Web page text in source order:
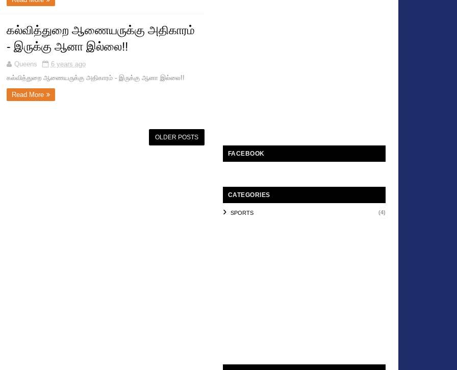
கல்வித்துறை ஆணையருக்கு அதிகாரம்
- இருக்கு ஆனா இல்லை!!
Queens
6 years ago
கல்வித்துறை ஆணையருக்கு அதிகாரம் - இருக்கு ஆனா இல்லை!!
Read More
OLDER POSTS
FACEBOOK
CATEGORIES
SPORTS (4)